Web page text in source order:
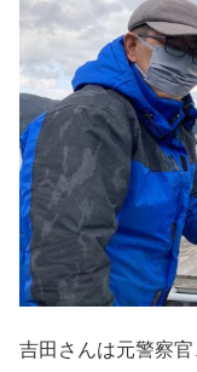
吉田さんは元警察官